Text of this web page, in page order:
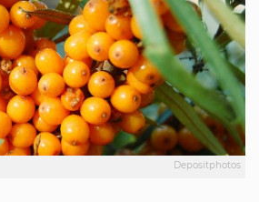
Depositphotos